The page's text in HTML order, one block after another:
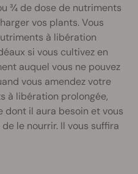
¾ de dose de nutriments
vos plants. Vous
à libération
si vous cultivez en
auquel vous ne pouvez
vous amendez votre
à libération prolongée,
il aura besoin et vous
le nourrir. Il vous suffira